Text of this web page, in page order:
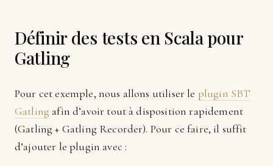
Définir des tests en Scala pour
Gatling
Pour cet exemple, nous allons utiliser le plugin SBT
Gatling afin d’avoir tout à disposition rapidement
(Gatling + Gatling Recorder). Pour ce faire, il suffit
d’ajouter le plugin avec :